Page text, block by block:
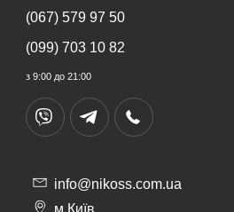
(067) 579 97 50
(099) 703 10 82
з 9:00 до 21:00
info@nikoss.com.ua
м.Київ